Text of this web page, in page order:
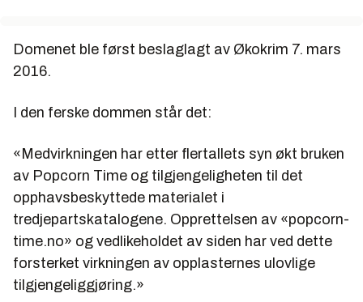
Domenet ble først beslaglagt av Økokrim 7. mars
2016.
I den ferske dommen står det:
«Medvirkningen har etter flertallets syn økt bruken
av Popcorn Time og tilgjengeligheten til det
opphavsbeskyttede materialet i
tredjepartskatalogene. Opprettelsen av «popcorn-
time.no» og vedlikeholdet av siden har ved dette
forsterket virkningen av opplasternes ulovlige
tilgjengeliggjøring.»